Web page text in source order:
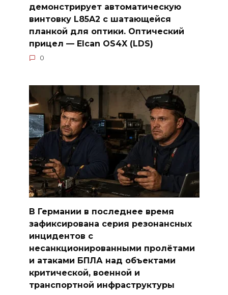
демонстрирует автоматическую
винтовку L85A2 с шатающейся
планкой для оптики. Оптический
прицел — Elcan OS4X (LDS)
0
В Германии в последнее время
зафиксирована серия резонансных
инцидентов с
несанкционированными пролётами
и атаками БПЛА над объектами
критической, военной и
транспортной инфраструктуры